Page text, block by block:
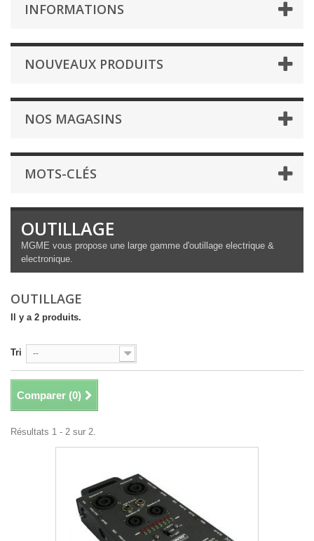
INFORMATIONS
NOUVEAUX PRODUITS
NOS MAGASINS
MOTS-CLÉS
OUTILLAGE
MGME vous propose une large gamme d'outillage electrique &
electronique.
OUTILLAGE
Il y a 2 produits.
Tri --
Comparer (0)
Résultats 1 - 2 sur 2.